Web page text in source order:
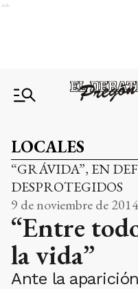
Ads
LOCALES
“GRÁVIDA”, EN
DESPROTEGIDOS
9 de noviembre de
“Entre
la vida”
Ante la